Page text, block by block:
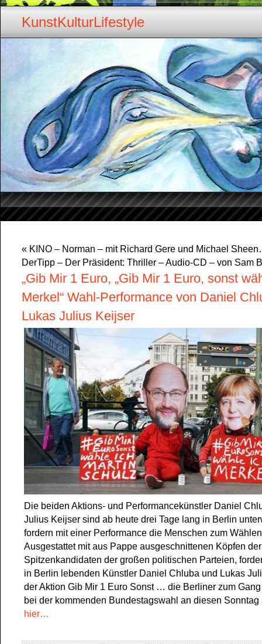
KunstKulturLifestyle
« KINO – Norman – mit Richard Gere und Michael
DerTipp – Der Präsident: Thriller – Audio-CD – von Sam
„Gib Mir 1 Euro, „Gib Mir 1 Euro, sonst
Merkel“ Wahl-Performance von Daniel
Lukas Julius Keijser
Die beiden Aktions- und Performancekünstler Daniel
Julius Keijser sind ab heute drei Tage lang in Berlin
fordern mit einer Performance die Menschen zum
Ausgestattet mit aus Pappe ausgeschnittenen Köpfen der
Spitzenkandidaten der großen politischen Parteien,
in Berlin lebenden Künstler Daniel Chluba und Lukas
der Aktion Gib Mir 1 Euro Sonst … die Berliner zum
bei der kommenden Bundestagswahl an diesen Sonntag
hier…